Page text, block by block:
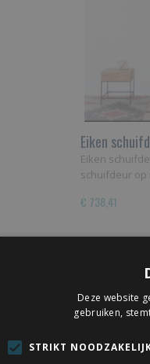
Eiken
Eiken
schuifdeur
€ 738,41
Deze website
gebruiken,
STRIKT